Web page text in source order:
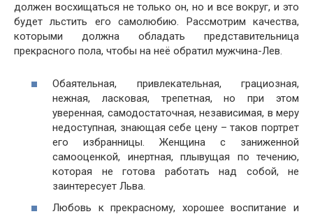
должен восхищаться не только он, но и все вокруг, и это
будет льстить его самолюбию. Рассмотрим качества,
которыми должна обладать представительница
прекрасного пола, чтобы на неё обратил мужчина-Лев.
Обаятельная, привлекательная, грациозная,
нежная, ласковая, трепетная, но при этом
уверенная, самодостаточная, независимая, в меру
недоступная, знающая себе цену – таков портрет
его избранницы. Женщина с заниженной
самооценкой, инертная, плывущая по течению,
которая не готова работать над собой, не
заинтересует Льва.
Любовь к прекрасному, хорошее воспитание и